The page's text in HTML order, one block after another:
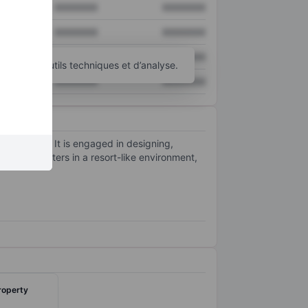
XXXXXXX XXXXXXX
d’autres outils techniques et d’analyse.
It is engaged in designing,
spa centers in a resort-like environment,